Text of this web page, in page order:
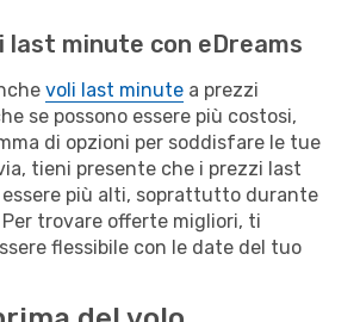
last minute con eDreams
voli last minute a prezzi
se possono essere più costosi,
di opzioni per soddisfare le tue
tieni presente che i prezzi last
più alti, soprattutto durante
trovare offerte migliori, ti
flessibile con le date del tuo